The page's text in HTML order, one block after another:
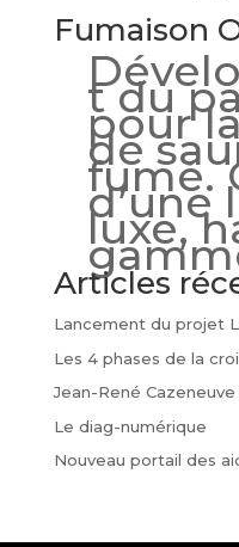
Fumaison
t du
pour
de
fumé.
d’une
luxe,
Articles
Lancement du projet
Les 4 phases de la
Jean-René
Le diag-numérique
Nouveau portail des